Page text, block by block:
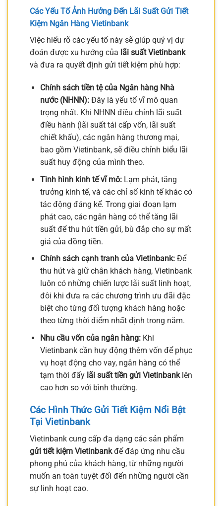
Các Yếu Tố Ảnh Hưởng Đến Lãi Suất Gửi Tiết
Kiệm Ngân Hàng Vietinbank
Việc hiểu rõ các yếu tố này sẽ giúp quý vị dự
đoán được xu hướng của lãi suất Vietinbank
và đưa ra quyết định gửi tiết kiệm phù hợp:
Chính sách tiền tệ của Ngân hàng Nhà
nước (NHNN):Đây là yếu tố vĩ mô quan
trọng nhất. Khi NHNN điều chỉnh lãi suất
điều hành (lãi suất tái cấp vốn, lãi suất
chiết khấu), các ngân hàng thương mại,
bao gồm Vietinbank, sẽ điều chỉnh biểu lãi
suất huy động của mình theo.
Tình hình kinh tế vĩ mô:Lạm phát, tăng
trưởng kinh tế, và các chỉ số kinh tế khác có
tác động đáng kể. Trong giai đoạn lạm
phát cao, các ngân hàng có thể tăng lãi
suất để thu hút tiền gửi, bù đắp cho sự mất
giá của đồng tiền.
Chính sách cạnh tranh của Vietinbank:Để
thu hút và giữ chân khách hàng, Vietinbank
luôn có những chiến lược lãi suất linh hoạt,
đôi khi đưa ra các chương trình ưu đãi đặc
biệt cho từng đối tượng khách hàng hoặc
theo từng thời điểm nhất định trong năm.
Nhu cầu vốn của ngân hàng:Khi
Vietinbank cần huy động thêm vốn để phục
vụ hoạt động cho vay, ngân hàng có thể
tạm thời đẩy lãi suất tiền gửi Vietinbanklên
cao hơn so với bình thường.
Các Hình Thức Gửi Tiết Kiệm Nổi Bật
Tại Vietinbank
Vietinbank cung cấp đa dạng các sản phẩm
gửi tiết kiệm Vietinbankđể đáp ứng nhu cầu
phong phú của khách hàng, từ những người
muốn an toàn tuyệt đối đến những người cần
sự linh hoạt cao.